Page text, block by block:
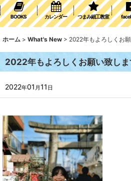
BOOKS カレンダー つまみ細工教室
ホーム > What's New > 2022年もよろしくお
2022年もよろしくお願い致しま
2022年01 月11 日